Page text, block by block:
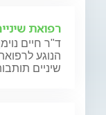
רפואת
ד"ר חיים
הנוגע
שיניים